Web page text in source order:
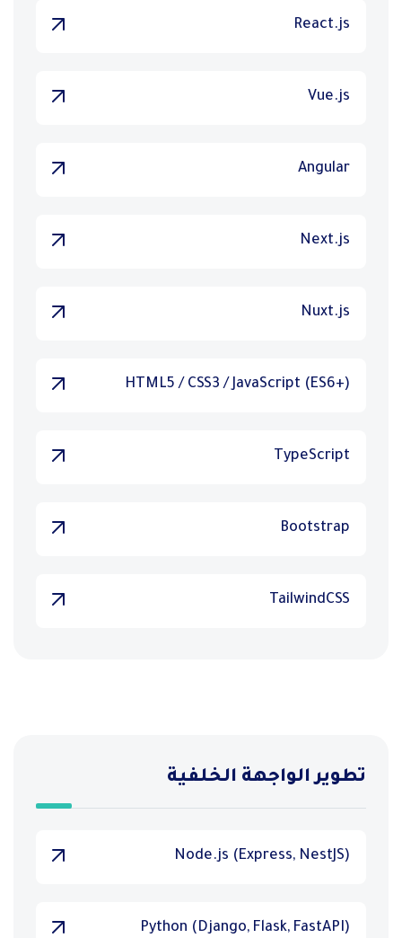
React.js
Vue.js
Angular
Next.js
Nuxt.js
HTML5 / CSS3 / JavaScript (ES6+)
TypeScript
Bootstrap
TailwindCSS
تطوير الواجهة الخلفية
Node.js (Express, NestJS)
Python (Django, Flask, FastAPI)